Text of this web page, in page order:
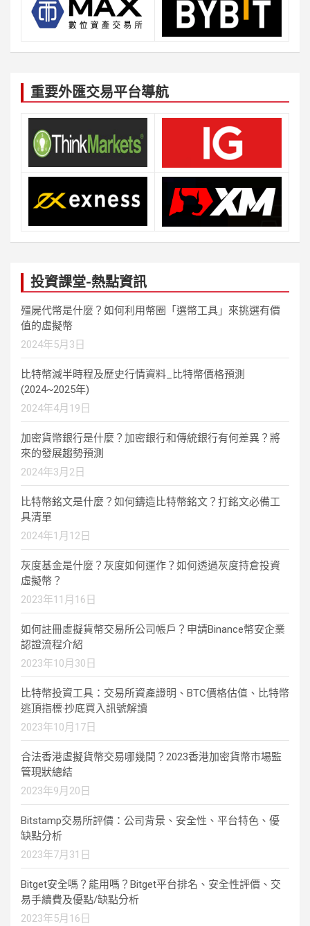
重要外匯交易平台導航
投資課堂-熱點資訊
殭屍代幣是什麼？如何利用幣圈「選幣工具」來挑選有價
值的虛擬幣
2024年5月3日
比特幣減半時程及歷史行情資料_比特幣價格預測
(2024~2025年)
2024年4月19日
加密貨幣銀行是什麼？加密銀行和傳統銀行有何差異？將
來的發展趨勢預測
2024年3月2日
比特幣銘文是什麼？如何鑄造比特幣銘文？打銘文必備工
具清單
2024年1月12日
灰度基金是什麼？灰度如何運作？如何透過灰度持倉投資
虛擬幣？
2023年11月16日
如何註冊虛擬貨幣交易所公司帳戶？申請Binance幣安企業
認證流程介紹
2023年10月30日
比特幣投資工具：交易所資產證明、BTC價格估值、比特幣
逃頂指標·抄底買入訊號解讀
2023年10月17日
合法香港虛擬貨幣交易哪幾間？2023香港加密貨幣市場監
管現狀總結
2023年9月20日
Bitstamp交易所評價：公司背景、安全性、平台特色、優
缺點分析
2023年7月31日
Bitget安全嗎？能用嗎？Bitget平台排名、安全性評價、交
易手續費及優點/缺點分析
2023年5月16日